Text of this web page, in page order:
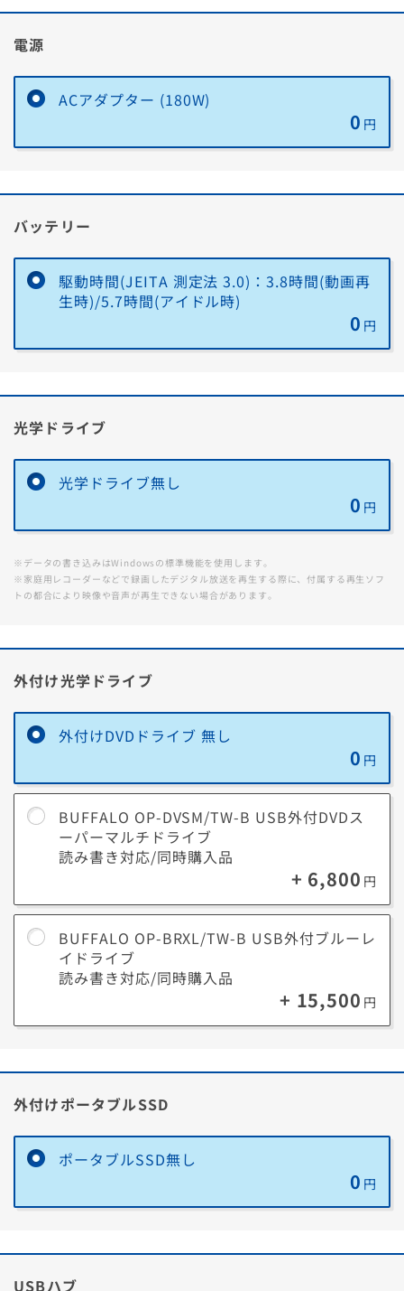
電源
ACアダプター (180W)
0 円
バッテリー
駆動時間(JEITA 測定法 3.0)：3.8時間(動画再
生時)/5.7時間(アイドル時)
0 円
光学ドライブ
光学ドライブ無し
0 円
※データの書き込みはWindowsの標準機能を使用します。
※家庭用レコーダーなどで録画したデジタル放送を再生する際に、付属する再生ソフ
トの都合により映像や音声が再生できない場合があります。
外付け光学ドライブ
外付けDVDドライブ 無し
0 円
BUFFALO OP-DVSM/TW-B USB外付DVDス
ーパーマルチドライブ
読み書き対応/同時購入品
+ 6,800 円
BUFFALO OP-BRXL/TW-B USB外付ブルーレ
イドライブ
読み書き対応/同時購入品
+ 15,500 円
外付けポータブルSSD
ポータブルSSD無し
0 円
USBハブ